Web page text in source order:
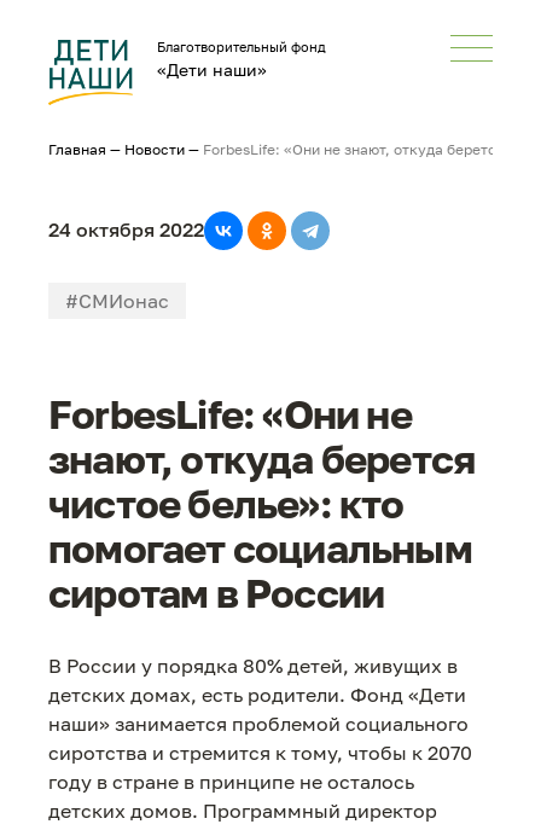
Благотворительный фонд
«Дети наши»
Главная — Новости — ForbesLife: «Они не знают, откуда берется
24 октября 2022
#СМИонас
ForbesLife: «Они не
знают, откуда берется
чистое белье»: кто
помогает социальным
сиротам в России
В России у порядка 80% детей, живущих в
детских домах, есть родители. Фонд «Дети
наши» занимается проблемой социального
сиротства и стремится к тому, чтобы к 2070
году в стране в принципе не осталось
детских домов. Программный директор